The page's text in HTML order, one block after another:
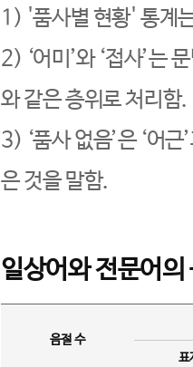
1) '품사별 현황' 통계
2) ‘어미’와 ‘접사’는
와 같은 층위로 처리함.
3) ‘품사 없음’은 ‘어
은 것을 말함.
일상어와 전문어의
음절 수
표